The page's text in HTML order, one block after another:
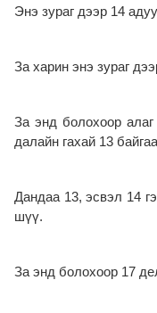
Энэ зураг дээр 14
За харин энэ зураг
За энд болохоор алаг
далайн гахай 13
Дандаа 13, эсвэл 14
шүү.
За энд болохоор 17